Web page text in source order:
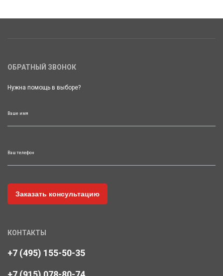
ОБРАТНЫЙ ЗВОНОК
Нужна помощь в выборе?
Ваше имя
Ваш телефон
КОНТАКТЫ
+7 (495) 155-50-35